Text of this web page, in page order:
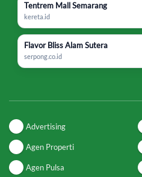
Tentrem Mall Semarang
kereta.id
Flavor Bliss Alam Sutera
serpong.co.id
Advertising
Agen Properti
Agen Pulsa